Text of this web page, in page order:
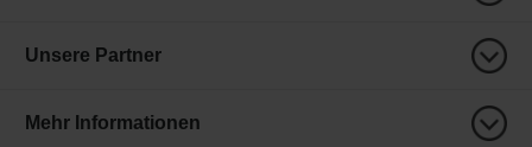
Unsere Partner
Mehr Informationen